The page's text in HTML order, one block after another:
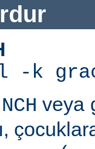
-k
veya